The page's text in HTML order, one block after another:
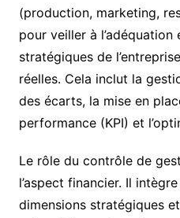
(production, marketing,
pour veiller à
stratégiques de
réelles. Cela inclut la
des écarts, la mise en
performance (KPI) et
Le rôle du contrôle de
l’aspect financier. Il
dimensions stratégiques